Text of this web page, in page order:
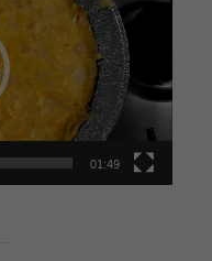
01:49